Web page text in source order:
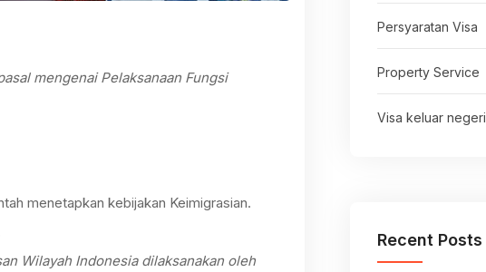
mengenai Pelaksanaan Fungsi
menetapkan kebijakan Keimigrasian.
Wilayah Indonesia dilaksanakan oleh
Persyaratan Visa
Property Service
Visa keluar negeri
Recent Posts